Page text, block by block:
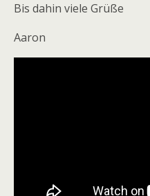
Bis dahin viele Grüße
Aaron